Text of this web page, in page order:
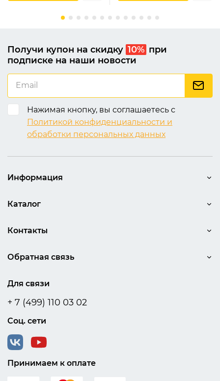
Получи купон на скидку 10% при
подписке на наши новости
Нажимая кнопку, вы соглашаетесь с
Политикой конфиденциальности и
обработки персональных данных
Информация
Каталог
Контакты
Для связи
+ 7 (499) 110 03 02
Соц. сети
Обратная связь
Принимаем к оплате